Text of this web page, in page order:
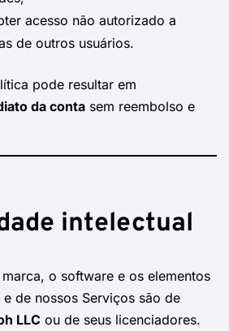
acesso não autorizado a
de outros usuários.
pode resultar em
da conta sem reembolso e
intelectual
o software e os elementos
de nossos Serviços são de
LLC ou de seus licenciadores.